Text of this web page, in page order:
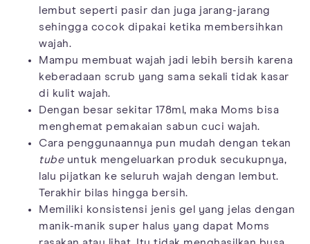
lembut seperti pasir dan juga jarang-jarang
sehingga cocok dipakai ketika membersihkan
wajah.
Mampu membuat wajah jadi lebih bersih karena
keberadaan scrub yang sama sekali tidak kasar
di kulit wajah.
Dengan besar sekitar 178ml, maka Moms bisa
menghemat pemakaian sabun cuci wajah.
Cara penggunaannya pun mudah dengan tekan
tubeuntuk mengeluarkan produk secukupnya,
lalu pijatkan ke seluruh wajah dengan lembut.
Terakhir bilas hingga bersih.
Memiliki konsistensi jenis gel yang jelas dengan
manik-manik super halus yang dapat Moms